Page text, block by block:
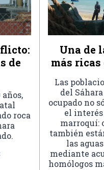
de
roca
Una de
más
Las
del
ocupado no
el
marroquí:
también
las
mediante
homólogos